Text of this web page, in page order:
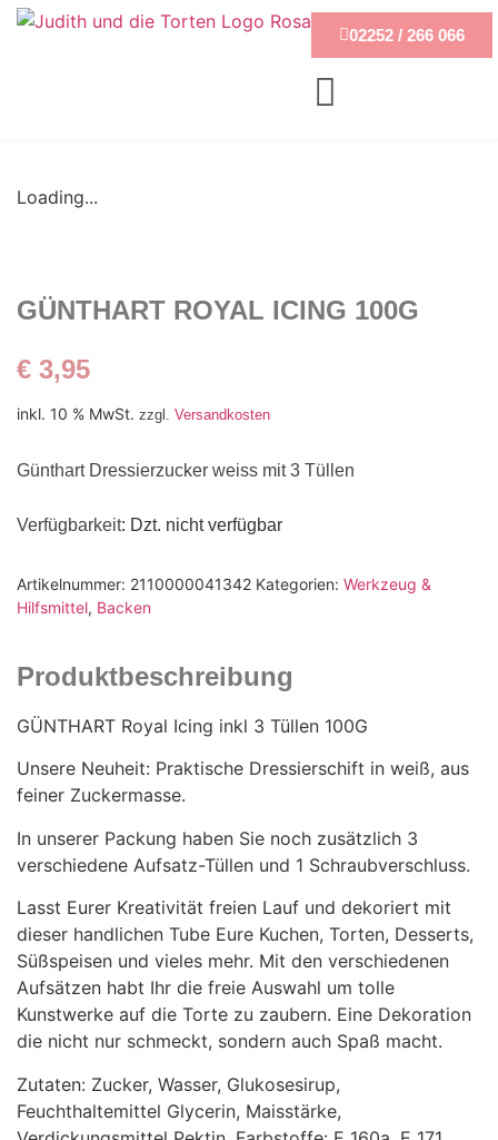
02252 / 266 066
Loading...
GÜNTHART ROYAL ICING 100G
€ 3,95
inkl. 10 % MwSt. zzgl. Versandkosten
Günthart Dressierzucker weiss mit 3 Tüllen
Verfügbarkeit: Dzt. nicht verfügbar
Artikelnummer: 2110000041342 Kategorien: Werkzeug &
Hilfsmittel, Backen
Produktbeschreibung
GÜNTHART Royal Icing inkl 3 Tüllen 100G
Unsere Neuheit: Praktische Dressierschift in weiß, aus
feiner Zuckermasse.
In unserer Packung haben Sie noch zusätzlich 3
verschiedene Aufsatz-Tüllen und 1 Schraubverschluss.
Lasst Eurer Kreativität freien Lauf und dekoriert mit
dieser handlichen Tube Eure Kuchen, Torten, Desserts,
Süßspeisen und vieles mehr. Mit den verschiedenen
Aufsätzen habt Ihr die freie Auswahl um tolle
Kunstwerke auf die Torte zu zaubern. Eine Dekoration
die nicht nur schmeckt, sondern auch Spaß macht.
Zutaten: Zucker, Wasser, Glukosesirup,
Feuchthaltemittel Glycerin, Maisstärke,